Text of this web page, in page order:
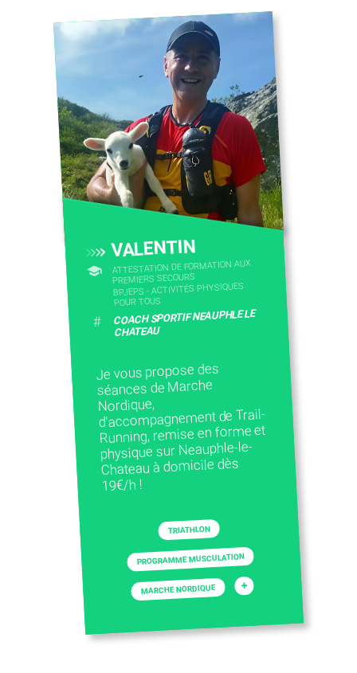
VALENTIN
ATTESTATION DE FORMATION AUX
PREMIERS SECOURS
BPJEPS - ACTIVITÉS PHYSIQUES
POUR TOUS
# COACH SPORTIF NEAUPHLE LE
CHATEAU
Je vous propose des
séances de Marche
Nordique,
d'accompagnement de Trail-
Running, remise en forme et
physique sur Neauphle-le-
Chateau à domicile dès
19€/h !
TRIATHLON
PROGRAMME MUSCULATION
MARCHE NORDIQUE +